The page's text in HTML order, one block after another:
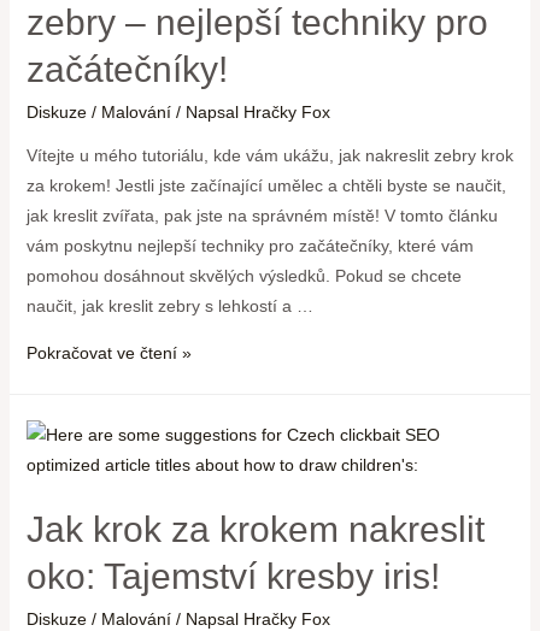
zebry – nejlepší techniky pro
začátečníky!
Diskuze / Malování/ Napsal Hračky Fox
Vítejte u mého tutoriálu, kde vám ukážu, jak nakreslit zebry krok
za krokem! Jestli jste začínající umělec a chtěli byste se naučit,
jak kreslit zvířata, pak jste na správném místě! V tomto článku
vám poskytnu nejlepší techniky pro začátečníky, které vám
pomohou dosáhnout skvělých výsledků. Pokud se chcete
naučit, jak kreslit zebry s lehkostí a …
Pokračovat ve čtení »
Jak krok za krokem nakreslit
oko: Tajemství kresby iris!
Diskuze / Malování/ Napsal Hračky Fox